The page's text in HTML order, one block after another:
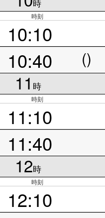
時
時刻
10:10
10:40
()
11 時
時刻
11:10
11:40
12時
時刻
12:10